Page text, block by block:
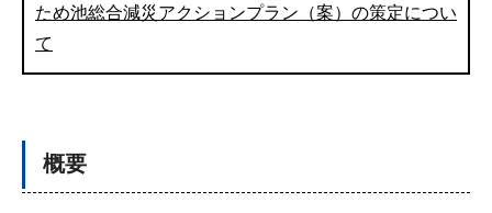
ため池総合減災アクションプラン（案）の策定につい
て
概要